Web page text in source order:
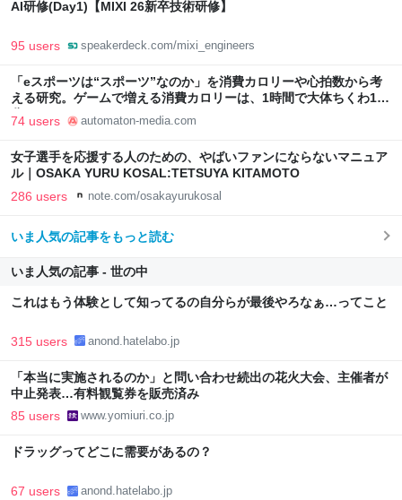
AI研修(Day1)【MIXI 26新卒技術研修】
95 users speakerdeck.com/mixi_engineers
「eスポーツは“スポーツ”なのか」を消費カロリーや心拍数から考
える研究。ゲームで増える消費カロリーは、1時間で大体ちくわ1本
分 - AUTOMATON
74 users automaton-media.com
女子選手を応援する人のための、やばいファンにならないマニュア
ル｜OSAKA YURU KOSAL:TETSUYA KITAMOTO
286 users note.com/osakayurukosal
いま人気の記事をもっと読む
いま人気の記事 - 世の中
これはもう体験として知ってるの自分らが最後やろなぁ…ってこと
315 users anond.hatelabo.jp
「本当に実施されるのか」と問い合わせ続出の花火大会、主催者が
中止発表…有料観覧券を販売済み
85 users www.yomiuri.co.jp
ドラッグってどこに需要があるの？
67 users anond.hatelabo.jp